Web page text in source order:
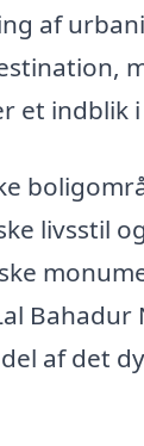
af
et indblik
livsstil
Bahadur
af det